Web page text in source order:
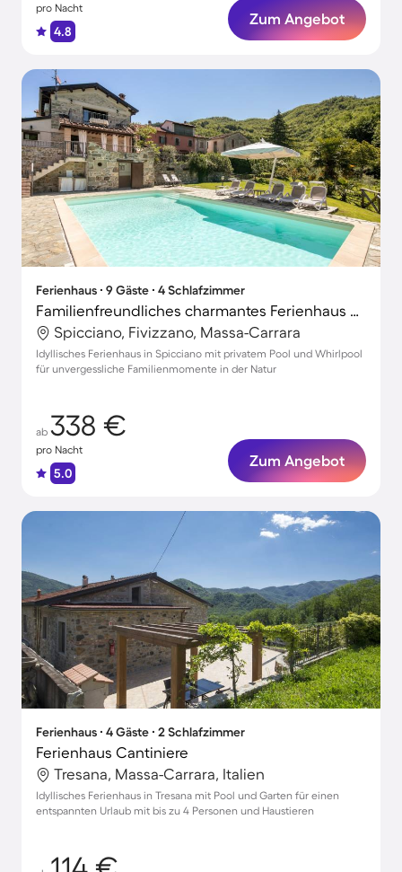
pro Nacht
4.8
Zum Angebot
Ferienhaus ∙ 9 Gäste ∙ 4 Schlafzimmer
Familienfreundliches charmantes Ferienhaus mit Grill, Garten und Whirlpool | Haustiere erlaubt
Spicciano, Fivizzano, Massa-Carrara
Idyllisches Ferienhaus in Spicciano mit privatem Pool und Whirlpool
für unvergessliche Familienmomente in der Natur
ab 338 €
pro Nacht
5.0
Zum Angebot
Ferienhaus ∙ 4 Gäste ∙ 2 Schlafzimmer
Ferienhaus Cantiniere
Tresana, Massa-Carrara, Italien
Idyllisches Ferienhaus in Tresana mit Pool und Garten für einen
entspannten Urlaub mit bis zu 4 Personen und Haustieren